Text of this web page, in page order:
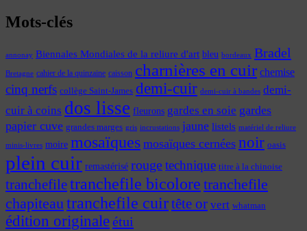
Mots-clés
annonay Biennales Mondiales de la reliure d'art bleu bordeaux Bradel
Bretagne cahier de la quinzaine caisson charnières en cuir chemise
cinq nerfs collège Saint-James demi-cuir demi-cuir à bandes demi-
cuir à coins dos lisse fleurons gardes en soie gardes
papier cuve grandes marges gris incrustations jaune listels matériel de reliure
minis-livres moire mosaïques mosaïques cernées noir oasis
plein cuir remastérisé rougetechnique titre à la chinoise
tranchefiletranchefile bicolore tranchefile
chapiteautranchefile cuirtête or vert whatman
édition originaleétui